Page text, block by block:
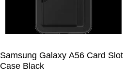
Samsung Galaxy A56 Card Slot
Case Black